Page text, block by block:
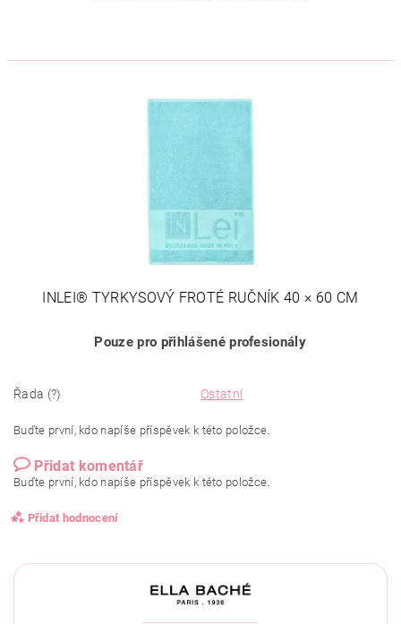
INLEI® TYRKYSOVÝ FROTÉ RUČNÍK 40 × 60 CM
Pouze pro přihlášené profesionály
Řada (?) Ostatní
Buďte první, kdo napíše příspěvek k této položce.
Přidat komentář
Buďte první, kdo napíše příspěvek k této položce.
Přidat hodnocení